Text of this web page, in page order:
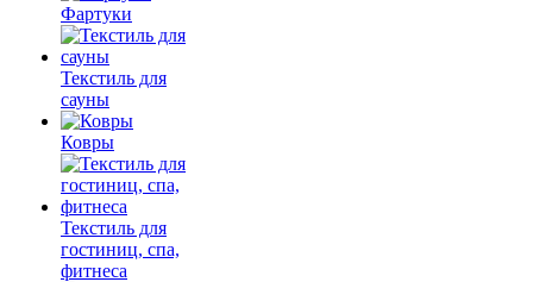
Фартуки
Текстиль для
сауны
Ковры
Текстиль для
гостиниц, спа,
фитнеса